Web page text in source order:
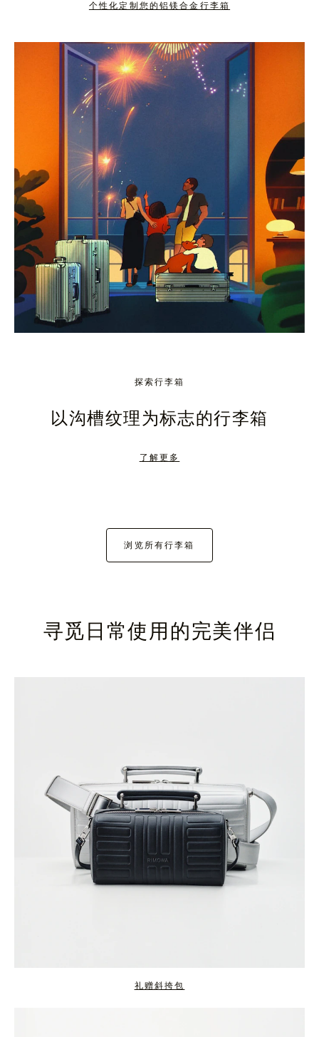
下
击
按
钮
取
消
静
个性化定制您的铝镁合金行李箱
探索行李箱
以沟槽纹理为标志的行李箱
了解更多
浏览所有行李箱
寻觅日常使用的完美伴侣
礼赠斜挎包